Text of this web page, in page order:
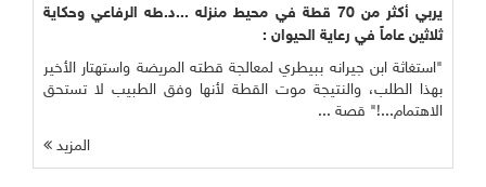
يربي أكثر من 70 قطة في محيط منزله ...د.طه الرفاعي وحكاية
ثلاثين عاماً في رعاية الحيوان :
"استغاثة ابن جيرانه ببيطري لمعالجة قطته المريضة واستهتار الأخير
بهذا الطلب، والنتيجة موت القطة لأنها وفق الطبيب لا تستحق
الاهتمام...!" قصة ...
المزيد